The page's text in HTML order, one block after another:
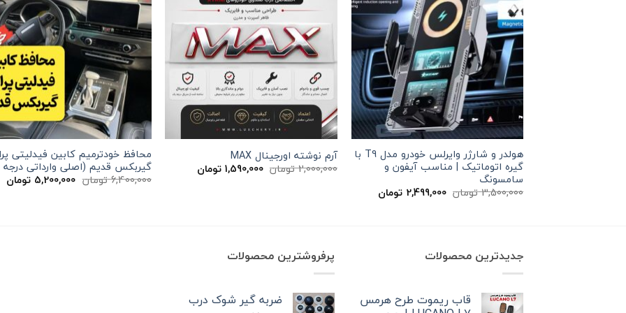
هولدر و شارژر وایرلس خودرو مدل T9 با
گیره اتوماتیک | مناسب آیفون و
سامسونگ
3,500,000 تومان قیمت
اصلی
2,499,000 تومان
آرم نوشته اورجینال MAX
2,000,000 تومان قیمت
اصلی
1,590,000 تومان
1,590,000 تومان
محافظ خودترمیم کابین فیدلیتی
گیربکس قدیم (اصلی وارداتی
6,400,000 تومان قیمت
اصلی
5,200,000 تومان
جدیدترین محصولات
قاب ریموت طرح هرمس
پرفروشترین محصولات
ضربه گیر شوک درب